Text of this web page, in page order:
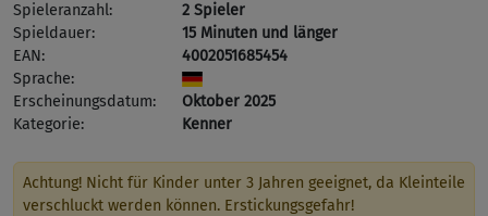
Spieleranzahl:
2 Spieler
Spieldauer:
15 Minuten und länger
EAN:
4002051685454
Sprache:
Erscheinungsdatum:
Oktober 2025
Kategorie:
Kenner
Achtung! Nicht für Kinder unter 3 Jahren geeignet, da Kleinteile
verschluckt werden können. Erstickungsgefahr!